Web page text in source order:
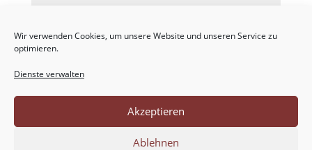
Wir verwenden Cookies, um unsere Website und unseren Service zu
optimieren.
Dienste verwalten
Akzeptieren
Ablehnen